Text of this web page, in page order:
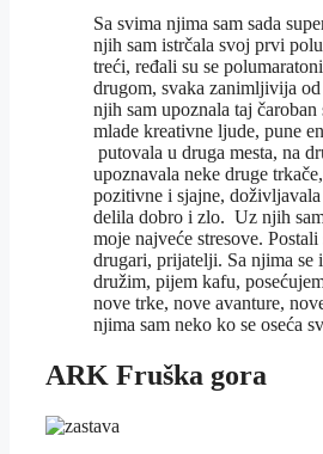
Sa svima njima sam sada
njih sam istrčala svoj prvi
treći, ređali su se
drugom, svaka zanimljivija
njih sam upoznala taj čaroban
mlade kreativne ljude, pune
putovala u druga mesta, na
upoznavala neke druge
pozitivne i sjajne,
delila dobro i zlo. Uz njih
moje najveće stresove.
drugari, prijatelji. Sa njima se
družim, pijem kafu,
nove trke, nove avanture,
njima sam neko ko se oseća
ARK Fruška gora